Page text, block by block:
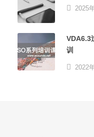
2025
VDA6.3
训
2022